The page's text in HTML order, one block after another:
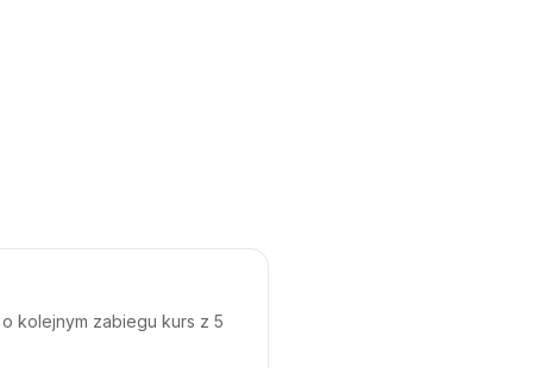
kolejnym zabiegu kurs z 5